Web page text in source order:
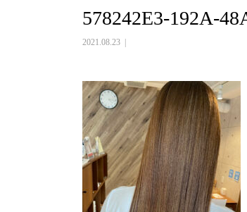
578242E3-192A-
2021.08.23